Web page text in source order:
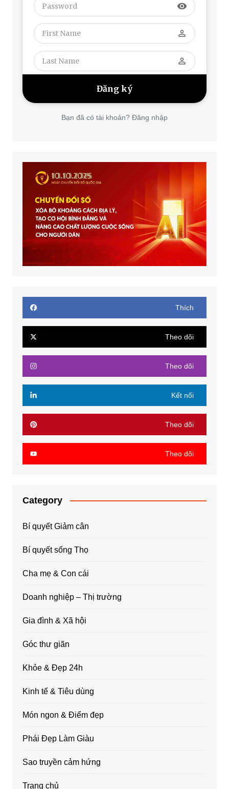
visibility
perm_identity
perm_identity
Bạn đã có tài khoản? Đăng nhập
Thích
Theo dõi
Theo dõi
Kết nối
Theo dõi
Theo dõi
Category
Bí quyết Giảm cân
Bí quyết sống Thọ
Cha mẹ & Con cái
Doanh nghiệp – Thị trường
Gia đình & Xã hội
Góc thư giãn
Khỏe & Đẹp 24h
Kinh tế & Tiêu dùng
Món ngon & Điểm đẹp
Phái Đẹp Làm Giàu
Sao truyền cảm hứng
Trang chủ